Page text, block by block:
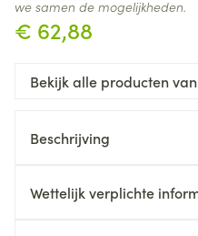
€ 62,88
we samen de mogelijkheden.
Bekijk alle producten
Beschrijving
Wettelijk verplichte